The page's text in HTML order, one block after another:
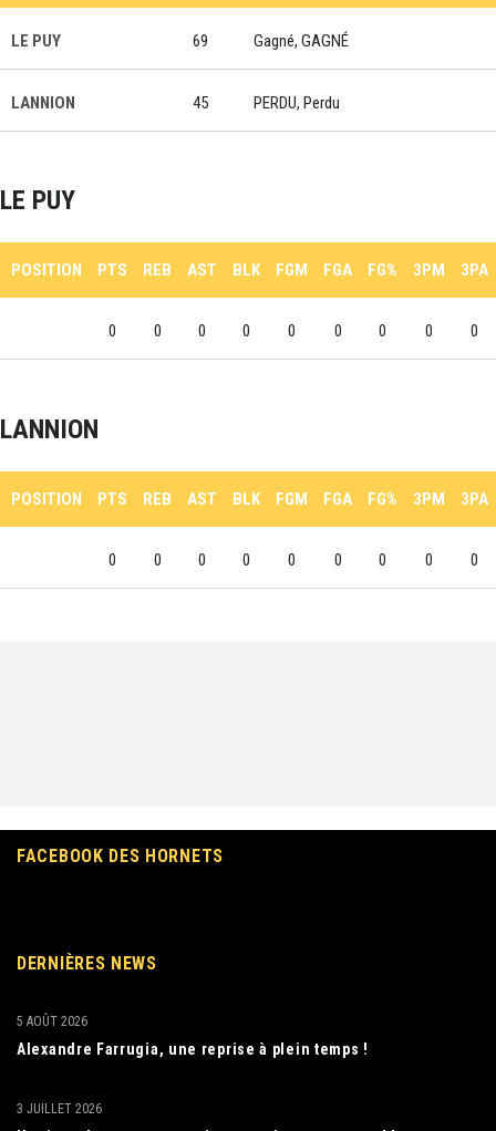
LE PUY 69 Gagné, GAGNÉ
LANNION 45 PERDU, Perdu
LE PUY
POSITION PTS REB AST BLK FGM FGA FG% 3PM 3PA
0 0 0 0 0 0 0 0 0
LANNION
POSITION PTS REB AST BLK FGM FGA FG% 3PM 3PA
0 0 0 0 0 0 0 0 0
FACEBOOK DES HORNETS
DERNIÈRES NEWS
Alexandre Farrugia, une reprise à plein temps !
5 AOÛT 2026
3 JUILLET 2026